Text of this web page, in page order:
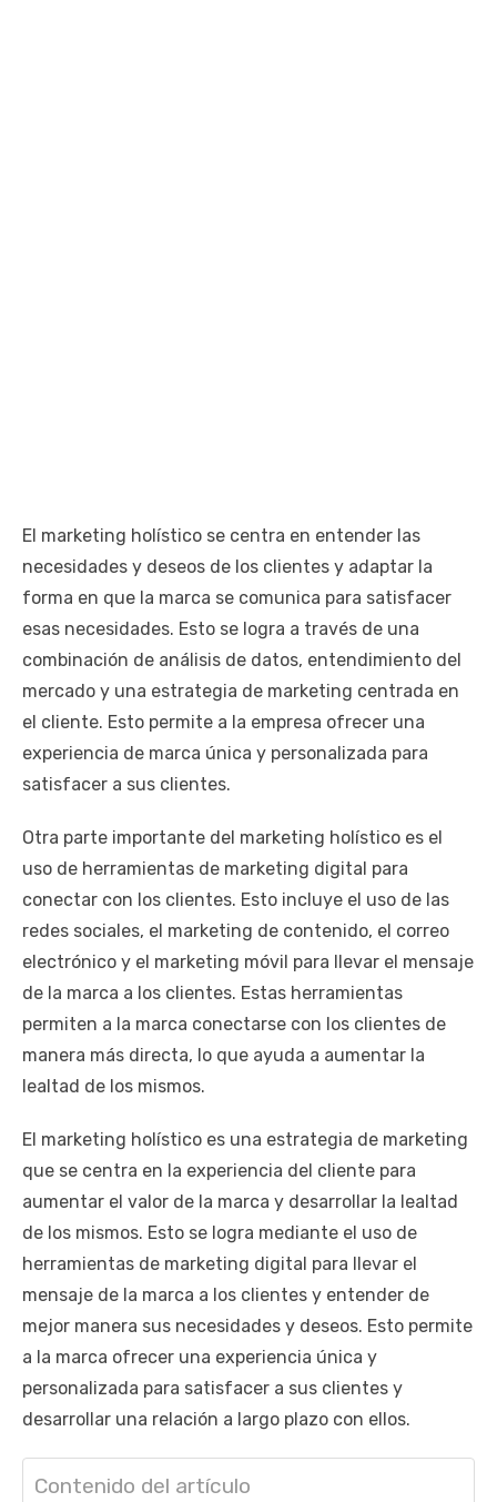
El marketing holístico se centra en entender las
necesidades y deseos de los clientes y adaptar la
forma en que la marca se comunica para satisfacer
esas necesidades. Esto se logra a través de una
combinación de análisis de datos, entendimiento del
mercado y una estrategia de marketing centrada en
el cliente. Esto permite a la empresa ofrecer una
experiencia de marca única y personalizada para
satisfacer a sus clientes.
Otra parte importante del marketing holístico es el
uso de herramientas de marketing digital para
conectar con los clientes. Esto incluye el uso de las
redes sociales, el marketing de contenido, el correo
electrónico y el marketing móvil para llevar el mensaje
de la marca a los clientes. Estas herramientas
permiten a la marca conectarse con los clientes de
manera más directa, lo que ayuda a aumentar la
lealtad de los mismos.
El marketing holístico es una estrategia de marketing
que se centra en la experiencia del cliente para
aumentar el valor de la marca y desarrollar la lealtad
de los mismos. Esto se logra mediante el uso de
herramientas de marketing digital para llevar el
mensaje de la marca a los clientes y entender de
mejor manera sus necesidades y deseos. Esto permite
a la marca ofrecer una experiencia única y
personalizada para satisfacer a sus clientes y
desarrollar una relación a largo plazo con ellos.
Contenido del artículo